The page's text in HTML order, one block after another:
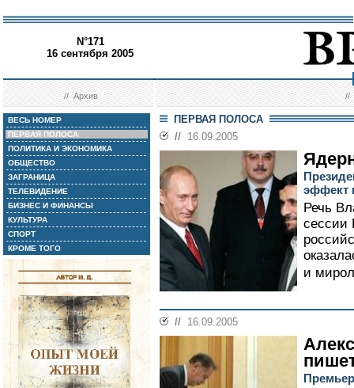
N°171
16 сентября 2005
//Архив //
ВЕСЬ НОМЕР
ПЕРВАЯ ПОЛОСА
ПОЛИТИКА И ЭКОНОМИКА
ОБЩЕСТВО
ЗАГРАНИЦА
ТЕЛЕВИДЕНИЕ
БИЗНЕС И ФИНАНСЫ
КУЛЬТУРА
СПОРТ
КРОМЕ ТОГО
ПЕРВАЯ ПОЛОСА
// 16.09.2005
эффект
Речь
сессии
и
// 16.09.2005